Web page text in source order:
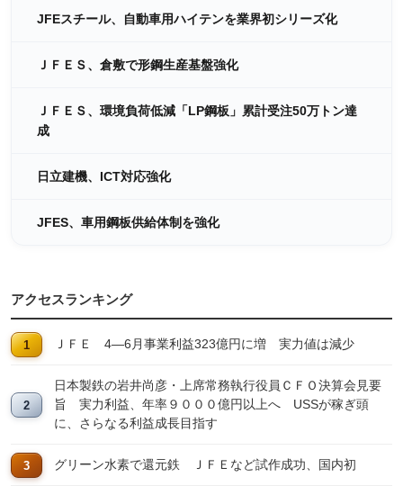
JFEスチール、自動車用ハイテンを業界初シリーズ化
ＪＦＥＳ、倉敷で形鋼生産基盤強化
ＪＦＥＳ、環境負荷低減「LP鋼板」累計受注50万トン達
成
日立建機、ICT対応強化
JFES、車用鋼板供給体制を強化
アクセスランキング
ＪＦＥ 4―6月事業利益323億円に増 実力値は減少
日本製鉄の岩井尚彦・上席常務執行役員ＣＦＯ決算会見要
旨 実力利益、年率９０００億円以上へ USSが稼ぎ頭
に、さらなる利益成長目指す
グリーン水素で還元鉄 ＪＦＥなど試作成功、国内初